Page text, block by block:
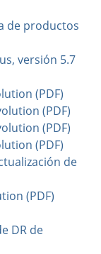
de productos
versión 5.7
(PDF)
(PDF)
(PDF)
(PDF)
de
(PDF)
DR de